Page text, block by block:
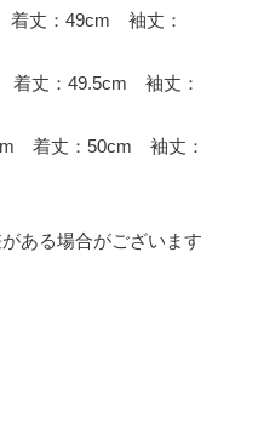
丈：49cm 袖丈：
丈：49.5cm 袖丈：
着丈：50cm 袖丈：
ある場合がございます